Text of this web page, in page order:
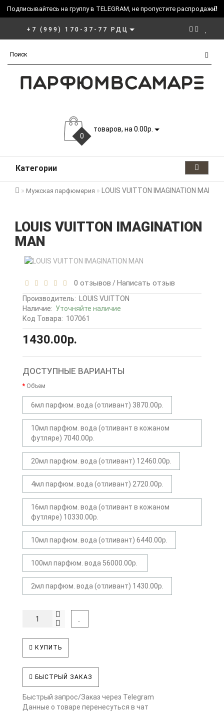
Подписывайтесь на группу в TELEGRAM, не пропустите распродажи!
+7 (999) 170-37-77 РДЦ
0
товаров, на 0.00р.
Категории
Мужская парфюмерия LOUIS VUITTON IMAGINATION MAN
LOUIS VUITTON IMAGINATION
MAN
0 отзывов /Написать отзыв
Производитель:
LOUIS VUITTON
Наличие: Уточняйте наличие
Код Товара: 107061
1430.00р.
ДОСТУПНЫЕ ВАРИАНТЫ
Объем
6мл парфюм. вода (отливант) 3870.00р.
10мл парфюм. вода (отливант в кожаном
футляре) 7040.00р.
20мл парфюм. вода (отливант) 12460.00р.
4мл парфюм. вода (отливант) 2720.00р.
16мл парфюм. вода (отливант в кожаном
футляре) 10330.00р.
10мл парфюм. вода (отливант) 6440.00р.
100мл парфюм. вода 56000.00р.
2мл парфюм. вода (отливант) 1430.00р.
КУПИТЬ
БЫСТРЫЙ ЗАКАЗ
Быстрый запрос/Заказ через Telegram
Данные о товаре перенесуться в чат